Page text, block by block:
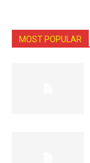
MOST POPULAR